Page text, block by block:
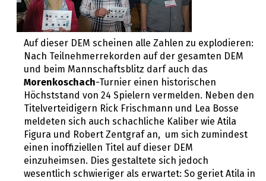
Auf dieser DEM scheinen alle Zahlen zu explodieren:
Nach Teilnehmerrekorden auf der gesamten DEM
und beim Mannschaftsblitz darf auch das
Morenkoschach-Turnier einen historischen
Höchststand von 24 Spielern vermelden. Neben den
Titelverteidigern Rick Frischmann und Lea Bosse
meldeten sich auch schachliche Kaliber wie Atila
Figura und Robert Zentgraf an, um sich zumindest
einen inoffiziellen Titel auf dieser DEM
einzuheimsen. Dies gestaltete sich jedoch
wesentlich schwieriger als erwartet: So geriet Atila in